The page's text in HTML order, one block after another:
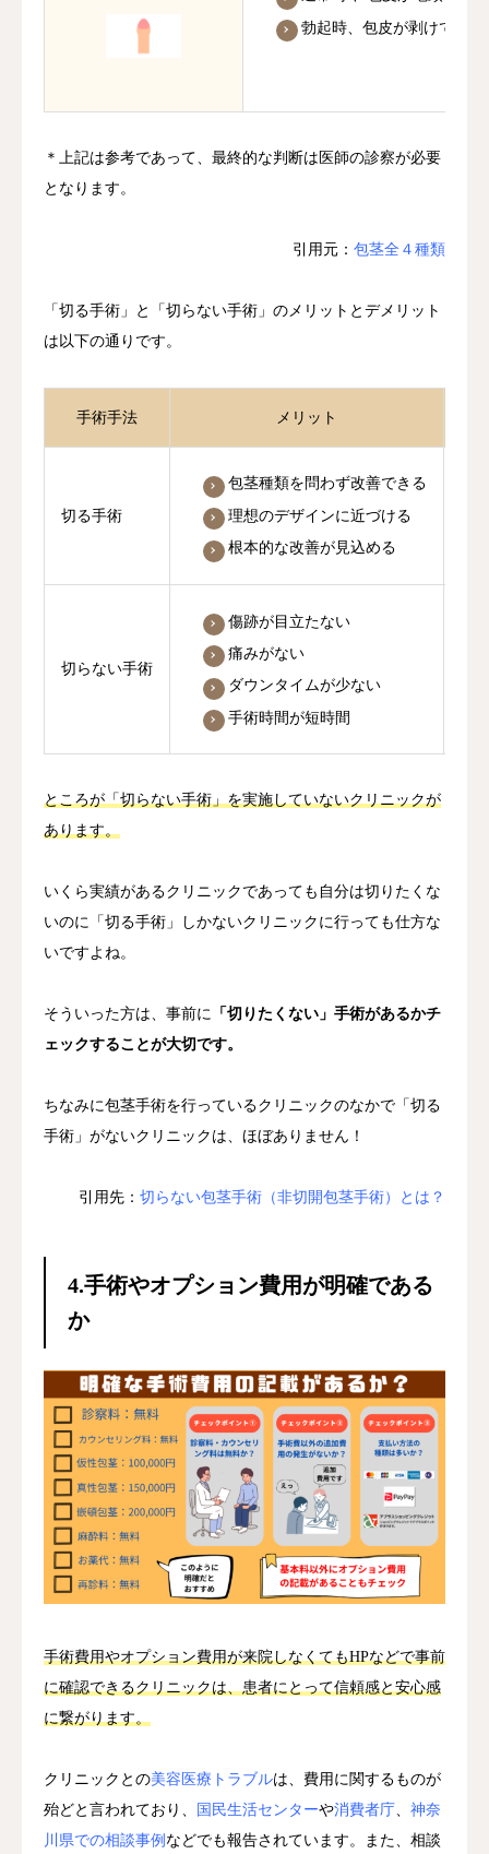
勃起時、包皮が剥けて亀
＊上記は参考であって、最終的な判断は医師の診察が必要
となります。
引用元： 包茎全４種類
「切る手術」と「切らない手術」のメリットとデメリット
は以下の通りです。
手術手法 メリット
切る手術
包茎種類を問わず改善できる
理想のデザインに近づける
根本的な改善が見込める
切らない手術
傷跡が目立たない
痛みがない
ダウンタイムが少ない
手術時間が短時間
ところが「切らない手術」を実施していないクリニックが
あります。
いくら実績があるクリニックであっても自分は切りたくな
いのに「切る手術」しかないクリニックに行っても仕方な
いですよね。
そういった方は、事前に
「切りたくない」手術があるかチ
ェックすることが大切です。
ちなみに包茎手術を行っているクリニックのなかで「切る
手術」がないクリニックは、ほぼありません！
引用先： 切らない包茎手術（非切開包茎手術）とは？
4.手術やオプション費用が明確である
か
手術費用やオプション費用が来院しなくてもHPなどで事前
に確認できるクリニックは、患者にとって信頼感と安心感
に繋がります。
クリニックとの美容医療トラブルは、費用に関するものが
殆どと言われており、
国民生活センターや消費者庁
神奈
川県での相談事例 などでも報告されています。また、相談